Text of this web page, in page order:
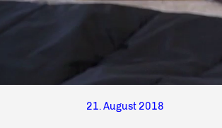
21. August 2018